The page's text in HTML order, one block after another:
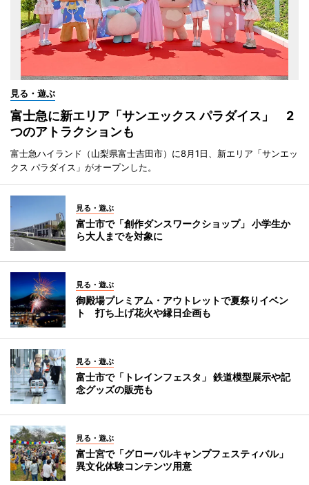
見る・遊ぶ
富士急に新エリア「サンエックス パラダイス」 2
つのアトラクションも
富士急ハイランド（山梨県富士吉田市）に8月1日、新エリア「サンエッ
クス パラダイス」がオープンした。
見る・遊ぶ
富士市で「創作ダンスワークショップ」 小学生か
ら大人までを対象に
見る・遊ぶ
御殿場プレミアム・アウトレットで夏祭りイベン
ト 打ち上げ花火や縁日企画も
見る・遊ぶ
富士市で「トレインフェスタ」 鉄道模型展示や記
念グッズの販売も
見る・遊ぶ
富士宮で「グローバルキャンプフェスティバル」
異文化体験コンテンツ用意